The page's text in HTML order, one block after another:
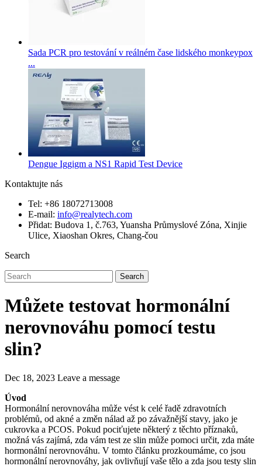
Sada PCR pro testování v reálném čase lidského monkeypox
...
Dengue Iggigm a NS1 Rapid Test Device
Kontaktujte nás
Tel: +86 18072713008
E-mail: info@realytech.com
Přidat: Budova 1, č.763, Yuansha Průmyslové Zóna, Xinjie
Ulice, Xiaoshan Okres, Chang-čou
Search
Search
Můžete testovat hormonální
nerovnováhu pomocí testu
slin?
Dec 18, 2023 Leave a message
Úvod
Hormonální nerovnováha může vést k celé řadě zdravotních
problémů, od akné a změn nálad až po závažnější stavy, jako je
cukrovka a PCOS. Pokud pociťujete některý z těchto příznaků,
možná vás zajímá, zda vám test ze slin může pomoci určit, zda máte
hormonální nerovnováhu. V tomto článku prozkoumáme, co jsou
hormonální nerovnováhy, jak ovlivňují vaše tělo a zda jsou testy slin